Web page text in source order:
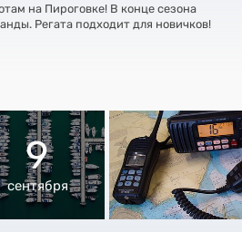
на Пироговке! В конце сезона
Регата подходит для новичков!
9
сентября